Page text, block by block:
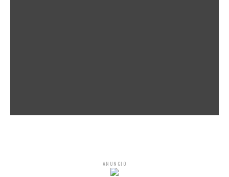
ANUNCIO